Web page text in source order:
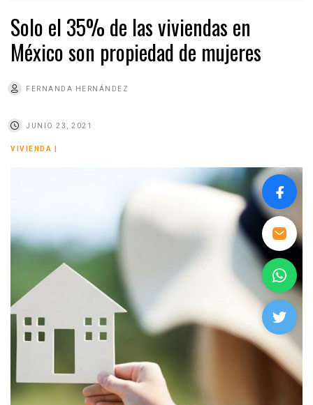
Solo el 35% de las viviendas en
México son propiedad de mujeres
FERNANDA HERNÁNDEZ
JUNIO 23, 2021
VIVIENDA